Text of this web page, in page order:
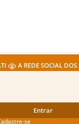
A REDE SOCIAL
Entrar
se